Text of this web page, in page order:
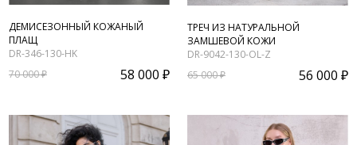
ДЕМИСЕЗОННЫЙ КОЖАНЫЙ
ПЛАЩ
DR-346-130-HK
70 000 ₽
58 000 ₽
ТРЕЧ ИЗ НАТУРАЛЬНОЙ
ЗАМШЕВОЙ КОЖИ
DR-9042-130-OL-Z
65 000 ₽
56 000 ₽